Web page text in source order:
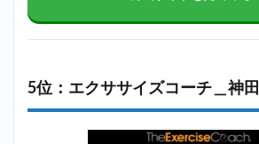
5位：エクササイズコーチ＿神田